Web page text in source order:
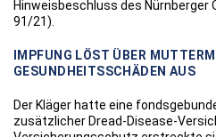
Hinweisbeschluss des Nürnberger
91/21).
IMPFUNG LÖST ÜBER
GESUNDHEITSSCHÄDEN AUS
Der Kläger hatte eine
zusätzlicher Dread-Disease-